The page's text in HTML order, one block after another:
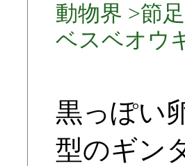
動物界 >節
ベスベオウ
黒っぽい
型のギン